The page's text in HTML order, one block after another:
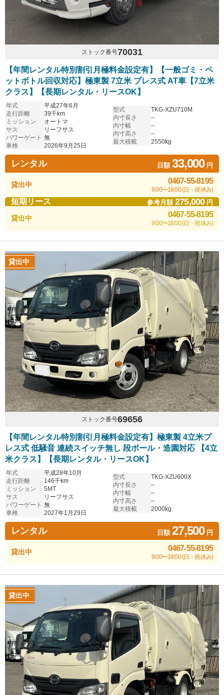
ストック番号70031
【年間レンタル特別割引月極料金設定有】【一般ゴミ・ペ
ットボトル回収対応】極東製 7立米 プレス式 AT車【7立米
クラス】【長期レンタル・リースOK】
年式
平成27年6月
走行距離
39千km
ミッション
オートマ
サス
リーフサス
パワーゲート 無
車検
2026年9月25日
型式
TKG-XZU710M
内寸長さ
--
内寸幅
--
内寸高さ
--
最大積載
2550kg
レンタル 日額33,000円
貸出中 0467-55-8195
9:00〜18:00 (日・祝休み)
短期リース 参考月額275,000円
貸出中 0467-55-8195
9:00〜18:00 (日・祝休み)
貸出中
ストック番号69656
【年間レンタル特別割引月極料金設定有】極東製 4立米プ
レス式 低騒音 連続スイッチ無し 段ボール・造園対応 【4立
米クラス】【長期レンタル・リースOK】
年式
平成28年10月
走行距離
146千km
ミッション
5MT
サス
リーフサス
パワーゲート 無
車検
2027年1月29日
型式
TKG-XZU600X
内寸長さ
--
内寸幅
--
内寸高さ
--
最大積載
2000kg
レンタル 日額27,500円
貸出中 0467-55-8195
9:00〜18:00 (日・祝休み)
貸出中